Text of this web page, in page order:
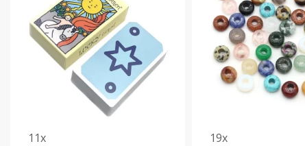
11x 19x